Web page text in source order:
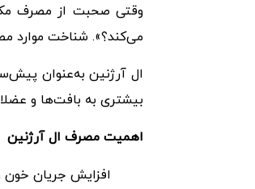
وقتی صحبت از مصرف
می‌کند؟». شناخت موارد
ال آرژنین به‌عنوان
بیشتری به بافت‌ها و
اهمیت مصرف ال آرژنین
افزایش جریان